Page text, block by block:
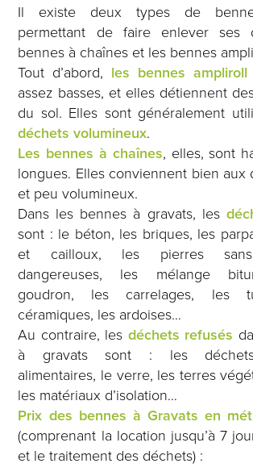
Il existe deux types de
permettant de faire enlever ses
bennes à chaînes et les bennes
Tout d’abord, les bennes ampliroll
assez basses, et elles détiennent
du sol. Elles sont généralement
déchets volumineux.
Les bennes à chaînes, elles, sont
longues. Elles conviennent bien aux
et peu volumineux.
Dans les bennes à gravats, les
sont : le béton, les briques, les
et cailloux, les pierres sans
dangereuses, les mélange
goudron, les carrelages, les
céramiques, les ardoises…
Au contraire, les déchets refusés
à gravats sont : les déchets
alimentaires, le verre, les terres
les matériaux d’isolation…
Prix des bennes à Gravats en
(comprenant la location jusqu’à 7
et le traitement des déchets) :